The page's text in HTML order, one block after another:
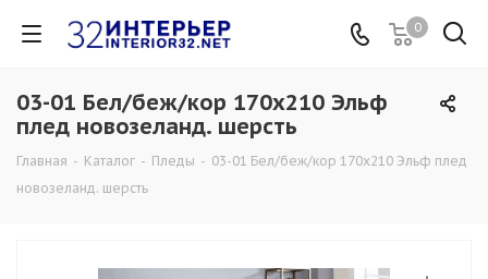
0
03-01 Бел/беж/кор 170х210 Эльф
плед новозеланд. шерсть
Главная - Каталог - Пледы - 03-01 Бел/беж/кор 170х210 Эльф плед
новозеланд. шерсть